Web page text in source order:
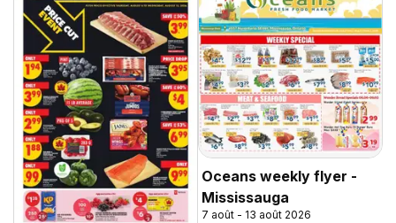
Oceans weekly flyer -
Mississauga
7 août - 13 août 2026